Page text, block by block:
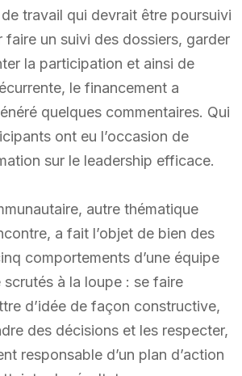
travail qui devrait être poursuivi
faire un suivi des dossiers, garder
la participation et ainsi de
le financement a
quelques commentaires. Qui
ont eu l’occasion de
sur le leadership efficace.
autre thématique
a fait l’objet de bien des
comportements d’une équipe
à la loupe : se faire
d’idée de façon constructive,
des décisions et les respecter,
responsable d’un plan d’action